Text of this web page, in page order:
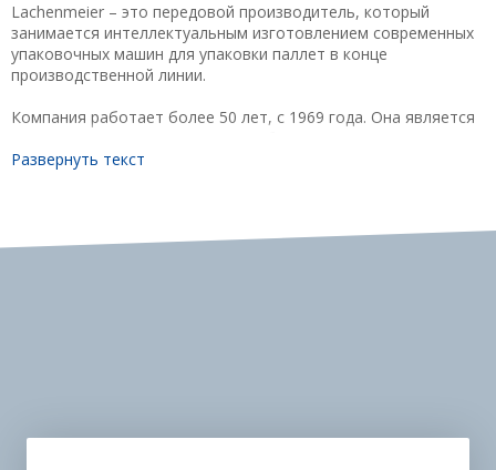
Lachenmeier – это передовой производитель, который
занимается интеллектуальным изготовлением современных
упаковочных машин для упаковки паллет в конце
производственной линии.
Компания работает более 50 лет, с 1969 года. Она является
пленку для крепления грузов на поддонах. Мы полагаемся на
обслуживания им нет равных. Машины компании Lachenmeier
Развернуть текст